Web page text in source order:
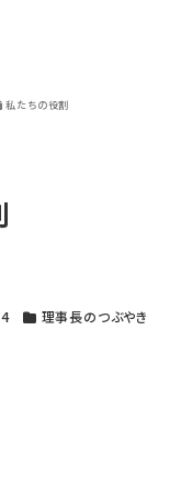
私たちの役割
理事長のつぶやき